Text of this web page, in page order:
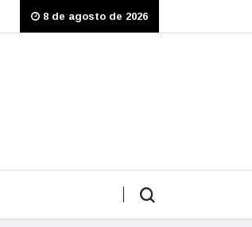
8 de agosto de 2026